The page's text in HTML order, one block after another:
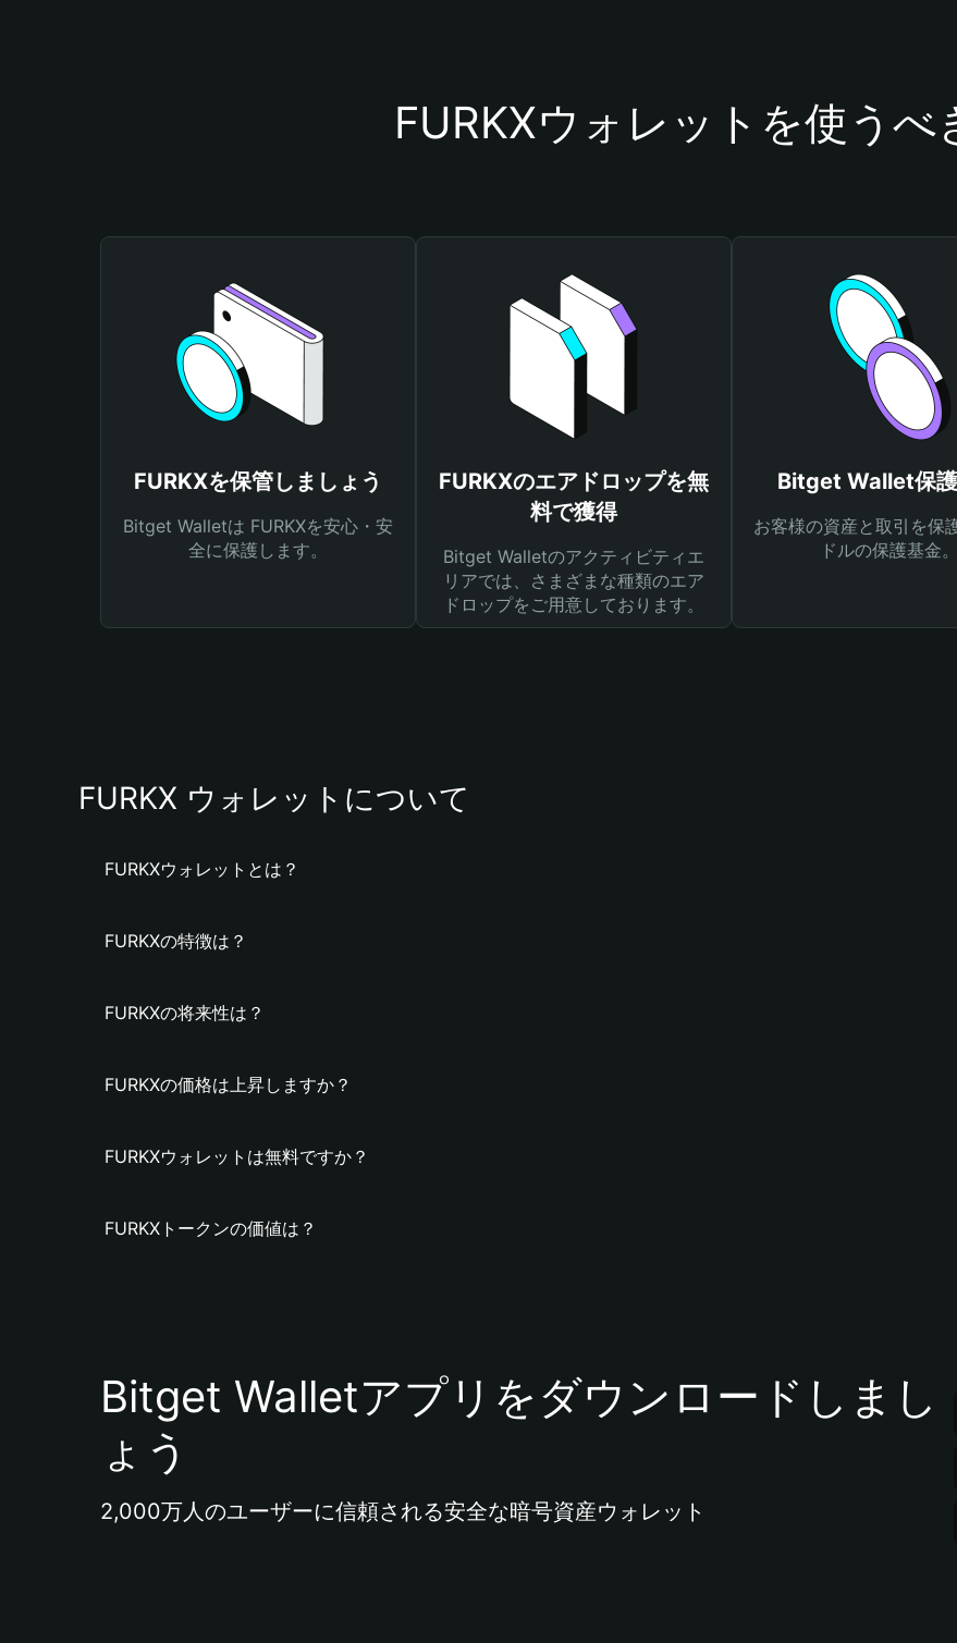
FURKXウォレットを使うべ
FURKXを保管しましょう
Bitget Walletは FURKXを安心・安
全に保護します。
FURKXのエアドロップを無
料で獲得
Bitget Walletのアクティビティエ
リアでは、さまざまな種類のエア
ドロップをご用意しております。
Bitget Wallet保
お客様の資産と取引を保
ドルの保護基金。
FURKX ウォレットについて
FURKXウォレットとは？
FURKXの特徴は？
FURKXの将来性は？
FURKXの価格は上昇しますか？
FURKXウォレットは無料ですか？
FURKXトークンの価値は？
Bitget Walletアプリをダウンロードしまし
ょう
2,000万人のユーザーに信頼される安全な暗号資産ウォレット